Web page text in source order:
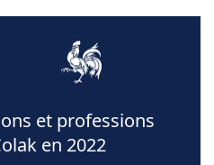
et professions
en 2022